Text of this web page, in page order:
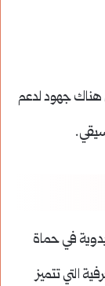
هناك جهود لدعم
في حماة
التي تتميز